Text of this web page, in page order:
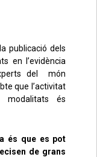
publicació dels
en l’evidència
del món
que l’activitat
és
és que es pot
de grans